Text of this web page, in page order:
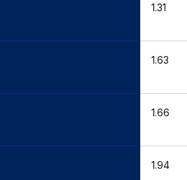
1.31
1.63
1.66
1.94